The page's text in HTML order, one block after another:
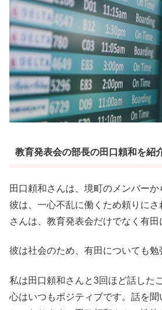
教育発表会の部長の田口頼和を紹
田口頼和さんは、境町のメンバーか
彼は、一心不乱に働くため頼りに
さんは、教育発表会だけでなく有田
彼は社会のため、有田についても勉
私は田口頼和さんと3回ほど話した
心はいつもポジティブです。話を